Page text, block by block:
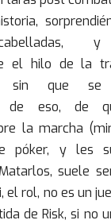
y
el hilo de la
sin que
de eso, de
la marcha
póker, y les
suele
el rol, no es un
de Risk, si no